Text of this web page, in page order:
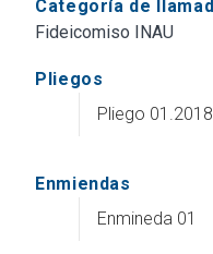
Categoría de
Fideicomiso INAU
Pliegos
Pliego 01.2018
Enmiendas
Enmineda 01